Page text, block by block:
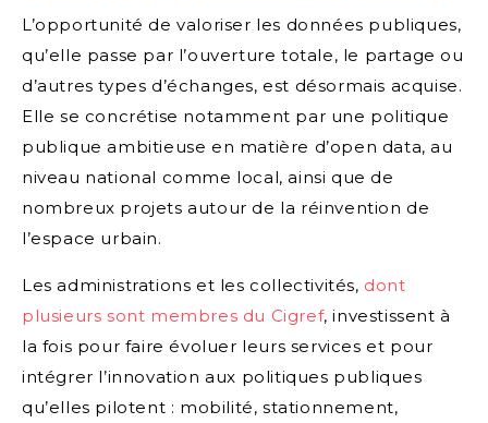
L’opportunité de valoriser les données publiques,
qu’elle passe par l’ouverture totale, le partage ou
d’autres types d’échanges, est désormais acquise.
Elle se concrétise notamment par une politique
publique ambitieuse en matière d’open data, au
niveau national comme local, ainsi que de
nombreux projets autour de la réinvention de
l’espace urbain.
Les administrations et les collectivités, dont
plusieurs sont membres du Cigref, investissent à
la fois pour faire évoluer leurs services et pour
intégrer l’innovation aux politiques publiques
qu’elles pilotent : mobilité, stationnement,